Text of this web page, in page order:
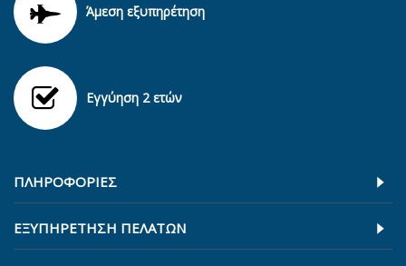
Άμεση εξυπηρέτηση
Εγγύηση 2 ετών
ΠΛΗΡΟΦΟΡΊΕΣ
ΕΞΥΠΗΡΕΤΗΣΗ ΠΕΛΑΤΩΝ